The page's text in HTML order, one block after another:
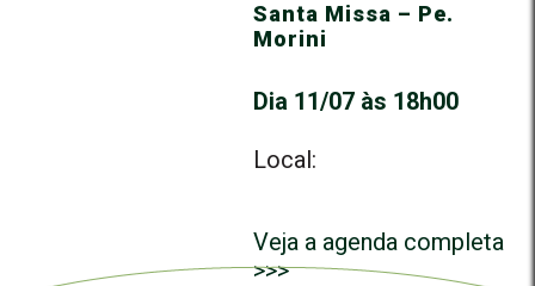
Santa Missa – Pe.
Morini
Dia 11/07 às 18h00
Local:
Veja a agenda completa
>>>